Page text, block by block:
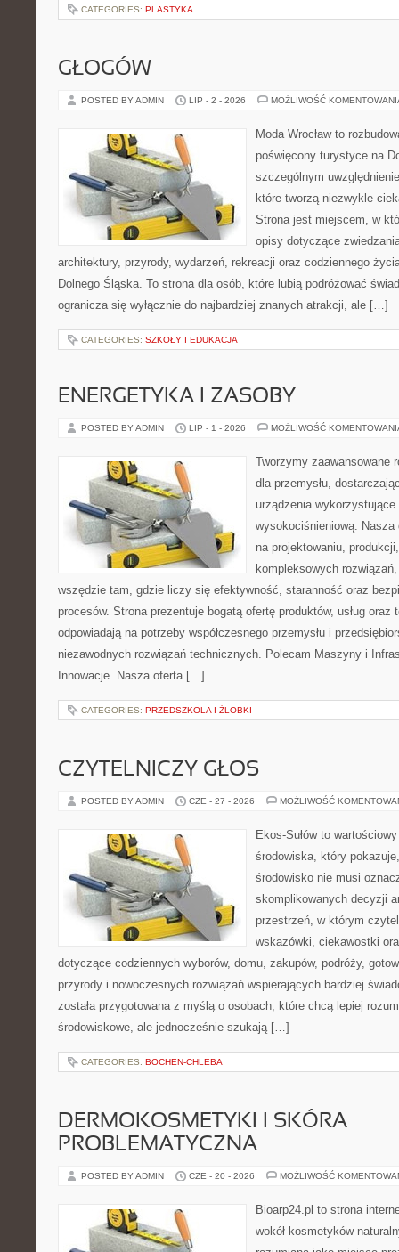
CATEGORIES: PLASTYKA
GŁOGÓW
POSTED BY ADMIN LIP - 2 - 2026 MOŻLIWOŚĆ
Moda Wrocław to
poświęcony turystyce na
szczególnym
które tworzą niezwykle
Strona jest miejscem, w
opisy dotyczące
architektury, przyrody, wydarzeń, rekreacji oraz codziennego
Dolnego Śląska. To strona dla osób, które lubią podróżować
ogranicza się wyłącznie do najbardziej znanych atrakcji, ale […]
CATEGORIES: SZKOŁY I EDUKACJA
ENERGETYKA I ZASOBY
POSTED BY ADMIN LIP - 1 - 2026 MOŻLIWOŚĆ
Tworzymy zaawansowane
dla przemysłu,
urządzenia wykorzystujące
wysokociśnieniową. Nasza
na projektowaniu,
kompleksowych
wszędzie tam, gdzie liczy się efektywność, staranność oraz
procesów. Strona prezentuje bogatą ofertę produktów, usług oraz
odpowiadają na potrzeby współczesnego przemysłu i
niezawodnych rozwiązań technicznych. Polecam Maszyny i
Innowacje. Nasza oferta […]
CATEGORIES: PRZEDSZKOLA I ŻLOBKI
CZYTELNICZY GŁOS
POSTED BY ADMIN CZE - 27 - 2026 MOŻLIWOŚĆ
Ekos-Sułów to
środowiska, który
środowisko nie musi
skomplikowanych decyzji
przestrzeń, w którym
wskazówki, ciekawostki
dotyczące codziennych wyborów, domu, zakupów, podróży,
przyrody i nowoczesnych rozwiązań wspierających bardziej
została przygotowana z myślą o osobach, które chcą lepiej
środowiskowe, ale jednocześnie szukają […]
CATEGORIES: BOCHEN-CHLEBA
DERMOKOSMETYKI I SKÓRA
PROBLEMATYCZNA
POSTED BY ADMIN CZE - 20 - 2026 MOŻLIWOŚĆ
Bioarp24.pl to strona
wokół kosmetyków